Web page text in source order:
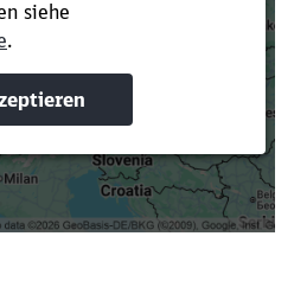
indem du Suchbegriffe
hinzufügst.
eingeben
setzen